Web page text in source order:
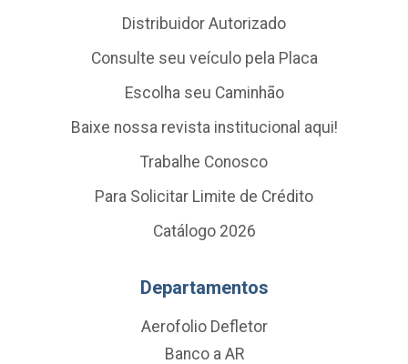
Distribuidor Autorizado
Consulte seu veículo pela Placa
Escolha seu Caminhão
Baixe nossa revista institucional aqui!
Trabalhe Conosco
Para Solicitar Limite de Crédito
Catálogo 2026
Departamentos
Aerofolio Defletor
Banco a AR